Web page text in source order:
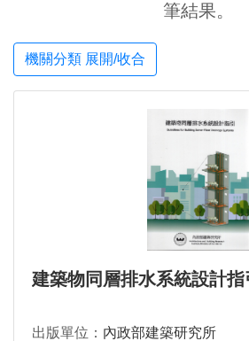
筆結果。
機關分類 展開/收合
建築物同層排水系統設計指
出版單位： 內政部建築研究所